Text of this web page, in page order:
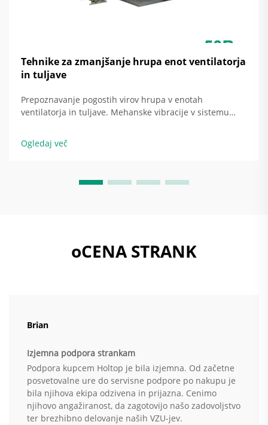
Tehnike za zmanjšanje hrupa enot ventilatorja
in tuljave
Prepoznavanje pogostih virov hrupa v enotah
ventilatorja in tuljave. Mehanske vibracije v sistemu
enot ventilatorja in tuljave. Okoli 38 odstotkov vseh
pritožb zaradi hrupa, povezanega z enotami ventilatorja
Ogledaj več
oCENA STRANK
Brian
Izjemna podpora strankam
Podpora kupcem Holtop je bila izjemna. Od začetne
posvetovalne ure do servisne podpore po nakupu je
bila njihova ekipa odzivena in prijazna. Cenimo
njihovo angažiranost, da zagotovijo našo zadovoljstvo
ter brezhibno delovanje naših VZU-jev.